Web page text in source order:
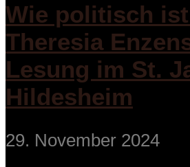
Wie politisch
Theresia
Lesung im St.
Hildesheim
29. November 2024